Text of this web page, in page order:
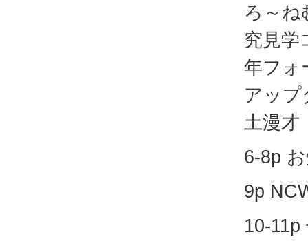
ろ～ね
究見学
年フォ
アップ
土漫才
6-8p
9p
10-11p